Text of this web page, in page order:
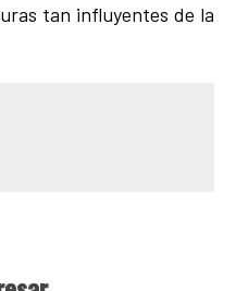
tan influyentes de la